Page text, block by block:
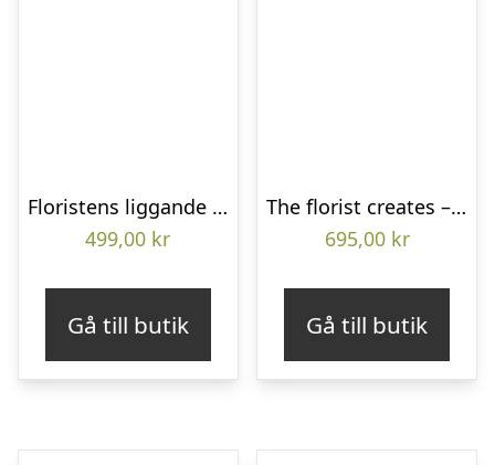
Floristens liggande bukett
499,00 kr
Gå till butik
The florist creates – Funeral bouquet
695,00 kr
Gå till butik